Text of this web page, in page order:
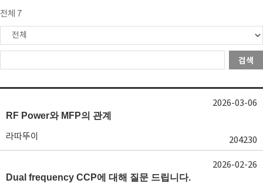
전체 7
검색
RF Power와 MFP의 관계
라따뚜이 204230
2026-03-06
Dual frequency CCP에 대해 질문 드립니다.
2026-02-26